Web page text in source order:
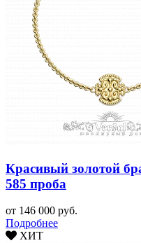
Красивый золотой
585 проба
от 146 000 руб.
Подробнее
ХИТ